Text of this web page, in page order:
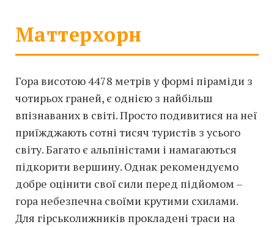
Маттерхорн
Гора висотою 4478 метрів у формі піраміди з
чотирьох граней, є однією з найбільш
впізнаваних в світі. Просто подивитися на неї
приїжджають сотні тисяч туристів з усього
світу. Багато є альпіністами і намагаються
підкорити вершину. Однак рекомендуємо
добре оцінити свої сили перед підйомом –
гора небезпечна своїми крутими схилами.
Для гірськолижників прокладені траси на